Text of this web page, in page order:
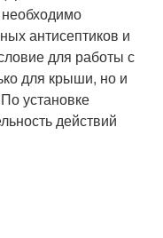
антисептиков и
для работы с
для крыши, но и
установке
действий